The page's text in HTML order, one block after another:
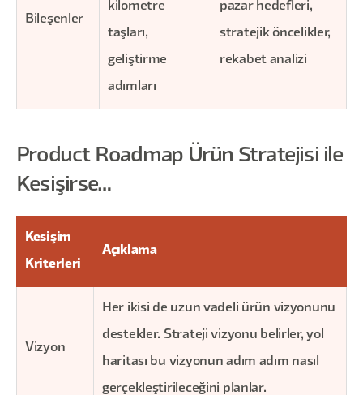
Bileşenler
kilometre
taşları,
geliştirme
adımları
pazar hedefleri,
stratejik öncelikler,
rekabet analizi
Product Roadmap Ürün Stratejisi ile
Kesişirse…
Kesişim
Kriterleri
Açıklama
Vizyon
Her ikisi de uzun vadeli ürün vizyonunu
destekler. Strateji vizyonu belirler, yol
haritası bu vizyonun adım adım nasıl
gerçekleştirileceğini planlar.